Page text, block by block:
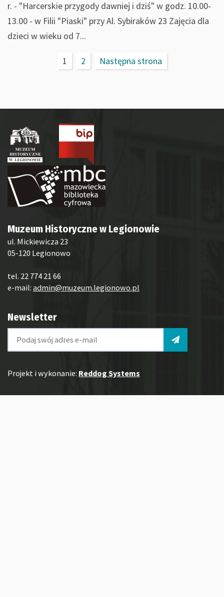
r. - "Harcerskie przygody dawniej i dziś" w godz. 10.00-
13.00 - w Filii "Piaski" przy Al. Sybiraków 23 Zajęcia dla
dzieci w wieku od 7...
1 2 Następna strona
Muzeum Historyczne w Legionowie
ul. Mickiewicza 23
05-120 Legionowo
tel. 22 774 21 66
e-mail: admin@muzeum.legionowo.pl
Newsletter
Projekt i wykonanie: Reddog Systems